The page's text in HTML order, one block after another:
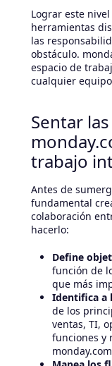
Lograr este
herramientas
las
obstáculo.
espacio de
cualquier
Sentar
trabajo
Antes de
fundamental
colaboración
hacerlo:
Define
función de
que más
Identifica a
de los
ventas, TI,
funciones y